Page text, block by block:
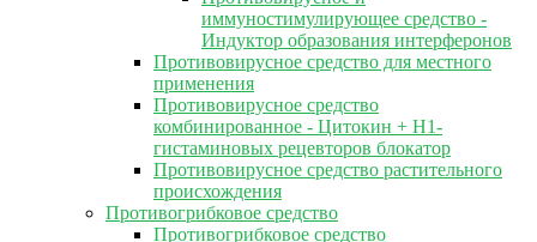
иммуностимулирующее средство -
Индуктор образования интерферонов
Противовирусное средство для местного
применения
Противовирусное средство
комбинированное - Цитокин + Н1-
гистаминовых рецевторов блокатор
Противовирусное средство растительного
происхождения
Противогрибковое средство
Противогрибковое средство